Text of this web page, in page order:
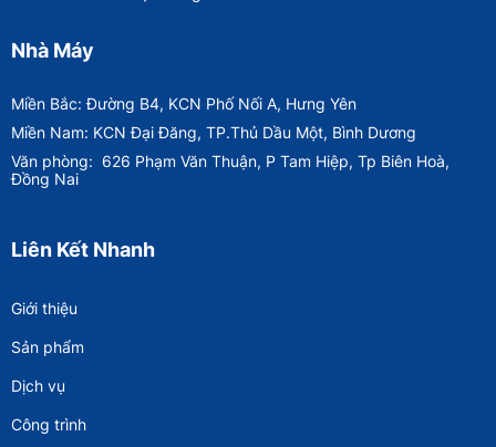
Nhà Máy
Miền Bắc: Đường B4, KCN Phố Nối A, Hưng Yên
Miền Nam: KCN Đại Đăng, TP.Thủ Dầu Một, Bình Dương
Văn phòng: 626 Phạm Văn Thuận, P Tam Hiệp, Tp Biên Hoà,
Đồng Nai
Liên Kết Nhanh
Giới thiệu
Sản phẩm
Dịch vụ
Công trình